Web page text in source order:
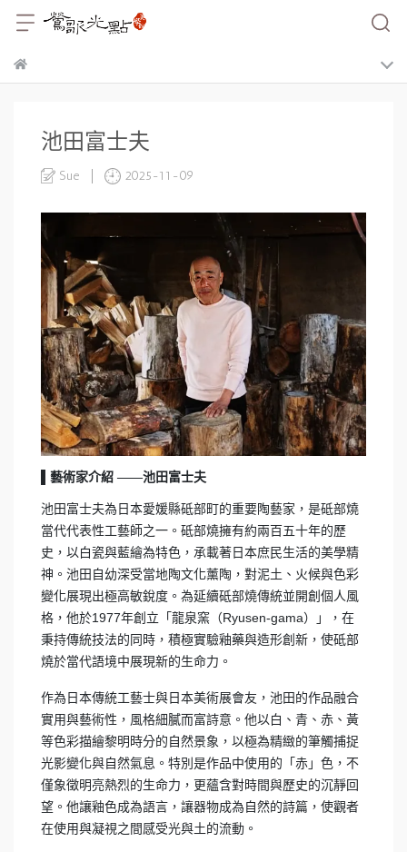
池田富士夫
Sue 2025-11-09
▌藝術家介紹 ——池田富士夫
池田富士夫為日本愛媛縣砥部町的重要陶藝家，是砥部燒
當代代表性工藝師之一。砥部燒擁有約兩百五十年的歷
史，以白瓷與藍繪為特色，承載著日本庶民生活的美學精
神。池田自幼深受當地陶文化薰陶，對泥土、火候與色彩
變化展現出極高敏銳度。為延續砥部燒傳統並開創個人風
格，他於1977年創立「龍泉窯（Ryusen-gama）」，在
秉持傳統技法的同時，積極實驗釉藥與造形創新，使砥部
燒於當代語境中展現新的生命力。
作為日本傳統工藝士與日本美術展會友，池田的作品融合
實用與藝術性，風格細膩而富詩意。他以白、青、赤、黃
等色彩描繪黎明時分的自然景象，以極為精緻的筆觸捕捉
光影變化與自然氣息。特別是作品中使用的「赤」色，不
僅象徵明亮熱烈的生命力，更蘊含對時間與歷史的沉靜回
望。他讓釉色成為語言，讓器物成為自然的詩篇，使觀者
在使用與凝視之間感受光與土的流動。